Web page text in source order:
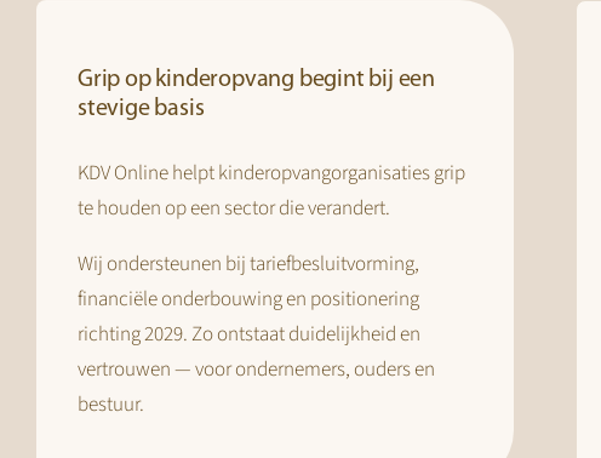
Grip op kinderopvang begint bij een
stevige basis
KDV Online helpt kinderopvangorganisaties grip
te houden op een sector die verandert.
Wij ondersteunen bij tariefbesluitvorming,
financiële onderbouwing en positionering
richting 2029. Zo ontstaat duidelijkheid en
vertrouwen — voor ondernemers, ouders en
bestuur.